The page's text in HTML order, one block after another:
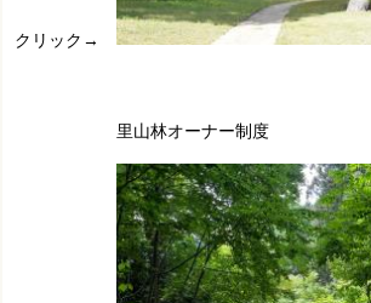
クリック→
里山林オーナー制度